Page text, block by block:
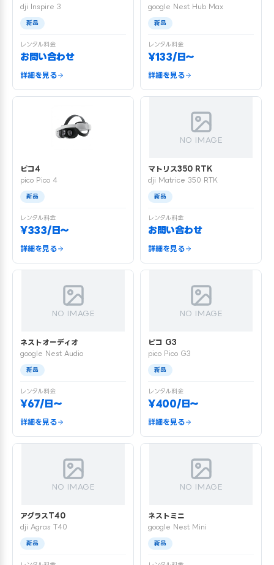
dji Inspire 3
新品
レンタル料金
お問い合わせ
詳細を見る
google Nest Hub Max
新品
レンタル料金
¥133/日〜
詳細を見る
ピコ4
pico Pico 4
新品
レンタル料金
¥333/日〜
詳細を見る
NO IMAGE
マトリス350 RTK
dji Matrice 350 RTK
新品
レンタル料金
お問い合わせ
詳細を見る
NO IMAGE
ネストオーディオ
google Nest Audio
新品
レンタル料金
¥67/日〜
詳細を見る
NO IMAGE
ピコ G3
pico Pico G3
新品
レンタル料金
¥400/日〜
詳細を見る
NO IMAGE
アグラスT40
dji Agras T40
新品
NO IMAGE
ネストミニ
google Nest Mini
新品